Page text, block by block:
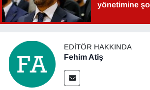
yönetimine
EDITÖR HAKKINDA
Fehim Atiş
Vasıta
YAŞAM
YEREL